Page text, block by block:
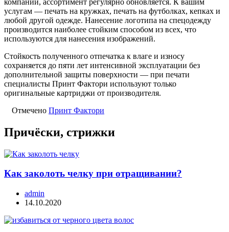
услугам — печать на кружках, печать на футболках, кепках и
любой другой одежде. Нанесение логотипа на спецодежду
производится наиболее стойким способом из всех, что
используются для нанесения изображений.
Стойкость полученного отпечатка к влаге и износу
сохраняется до пяти лет интенсивной эксплуатации без
дополнительной защиты поверхности — при печати
специалисты Принт Фактори используют только
оригинальные картриджи от производителя.
Отмечено Принт Фактори
Причёски, стрижки
Как заколоть челку при отращивании?
admin
14.10.2020